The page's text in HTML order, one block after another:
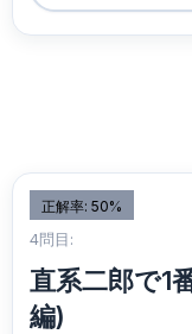
正解率: 50%
4問目:
直系二郎で1
編)